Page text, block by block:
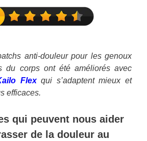
anti-douleur pour les genoux
du corps ont été améliorés avec
Flexqui s’adaptent mieux et
efficaces.
qui peuvent nous aider
de la douleur au